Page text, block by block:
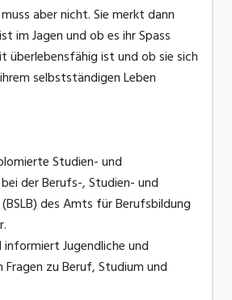
aber nicht. Sie merkt dann
im Jagen und ob es ihr Spass
überlebensfähig ist und ob sie sich
selbstständigen Leben
Studien- und
der Berufs-, Studien- und
des Amts für Berufsbildung
informiert Jugendliche und
Fragen zu Beruf, Studium und